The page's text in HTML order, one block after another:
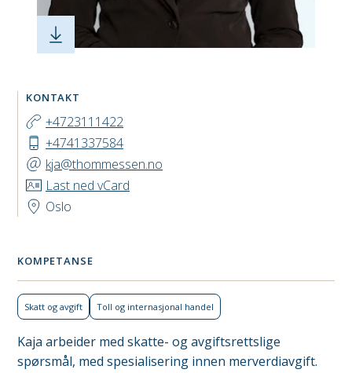
KONTAKT
+4723111422
+4741337584
kja@thommessen.no
Last ned vCard
Oslo
KOMPETANSE
Skatt og avgift Toll og internasjonal handel
Kaja arbeider med skatte- og avgiftsrettslige
spørsmål, med spesialisering innen merverdiavgift.